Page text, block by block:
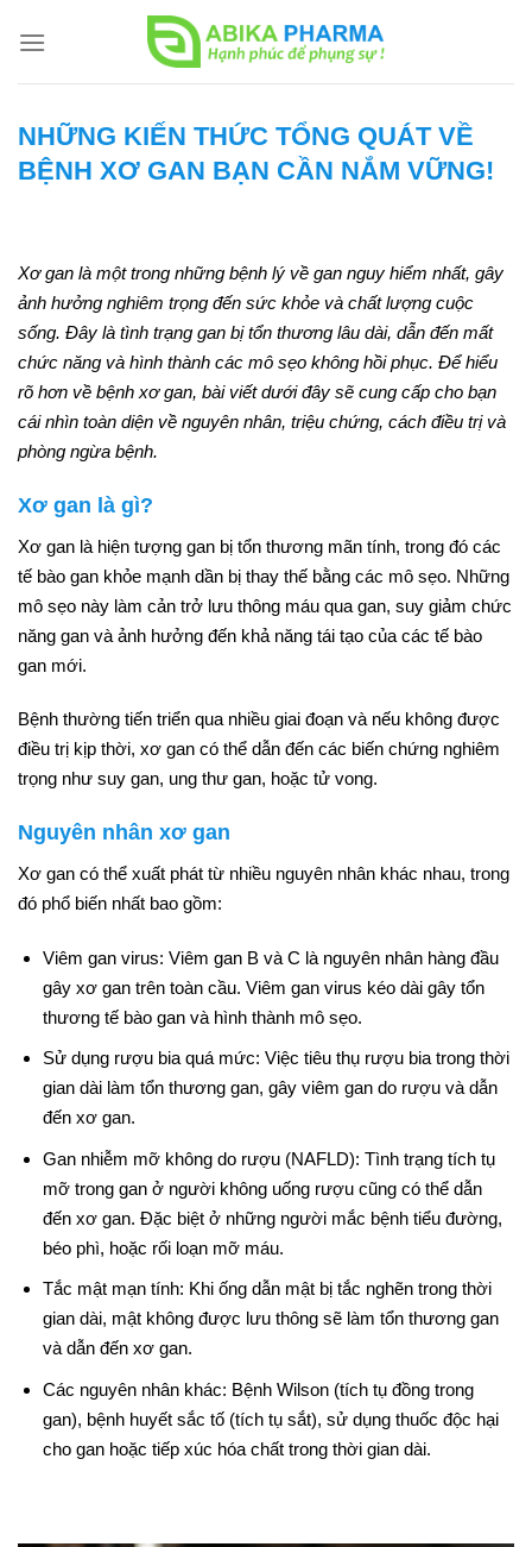
NHỮNG KIẾN THỨC TỔNG QUÁT VỀ
BỆNH XƠ GAN BẠN CẦN NẮM VỮNG!
Xơ gan là một trong những bệnh lý về gan nguy hiểm nhất, gây
ảnh hưởng nghiêm trọng đến sức khỏe và chất lượng cuộc
sống. Đây là tình trạng gan bị tổn thương lâu dài, dẫn đến mất
chức năng và hình thành các mô sẹo không hồi phục. Để hiểu
rõ hơn về bệnh xơ gan, bài viết dưới đây sẽ cung cấp cho bạn
cái nhìn toàn diện về nguyên nhân, triệu chứng, cách điều trị và
phòng ngừa bệnh.
Xơ gan là gì?
Xơ gan là hiện tượng gan bị tổn thương mãn tính, trong đó các
tế bào gan khỏe mạnh dần bị thay thế bằng các mô sẹo. Những
mô sẹo này làm cản trở lưu thông máu qua gan, suy giảm chức
năng gan và ảnh hưởng đến khả năng tái tạo của các tế bào
gan mới.
Bệnh thường tiến triển qua nhiều giai đoạn và nếu không được
điều trị kịp thời, xơ gan có thể dẫn đến các biến chứng nghiêm
trọng như suy gan, ung thư gan, hoặc tử vong.
Nguyên nhân xơ gan
Xơ gan có thể xuất phát từ nhiều nguyên nhân khác nhau, trong
đó phổ biến nhất bao gồm:
Viêm gan virus: Viêm gan B và C là nguyên nhân hàng đầu
gây xơ gan trên toàn cầu. Viêm gan virus kéo dài gây tổn
thương tế bào gan và hình thành mô sẹo.
Sử dụng rượu bia quá mức: Việc tiêu thụ rượu bia trong thời
gian dài làm tổn thương gan, gây viêm gan do rượu và dẫn
đến xơ gan.
Gan nhiễm mỡ không do rượu (NAFLD): Tình trạng tích tụ
mỡ trong gan ở người không uống rượu cũng có thể dẫn
đến xơ gan. Đặc biệt ở những người mắc bệnh tiểu đường,
béo phì, hoặc rối loạn mỡ máu.
Tắc mật mạn tính: Khi ống dẫn mật bị tắc nghẽn trong thời
gian dài, mật không được lưu thông sẽ làm tổn thương gan
và dẫn đến xơ gan.
Các nguyên nhân khác: Bệnh Wilson (tích tụ đồng trong
gan), bệnh huyết sắc tố (tích tụ sắt), sử dụng thuốc độc hại
cho gan hoặc tiếp xúc hóa chất trong thời gian dài.